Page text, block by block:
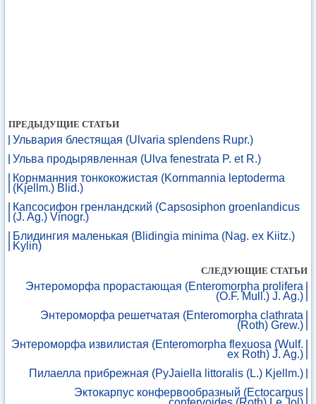
ПРЕДЫДУЩИЕ СТАТЬИ
Ульвария блестящая (Ulvaria splendens Rupr.)
Ульва продырявленная (Ulva fenestrata P. et R.)
Корнманния тонкокожистая (Kornmannia leptoderma
(Kjellm.) Blid.)
Капсосифон гренландский (Capsosiphon groenlandicus
(J. Ag.) Vinogr.)
Блидингия маленькая (Blidingia minima (Nag. ex Kiitz.)
Kylin)
СЛЕДУЮЩИЕ СТАТЬИ
Энтероморфа прорастающая (Enteromorpha prolifera
(O.F. Mull.) J. Ag.)
Энтероморфа решетчатая (Enteromorpha clathrata
(Roth) Grew.)
Энтероморфа извилистая (Enteromorpha flexuosa (Wulf.
ex Roth) J. Ag.)
Пилаелла прибрежная (PyJaiella littoralis (L.) Kjellm.)
Эктокарпус конфервообразный (Ectocarpus